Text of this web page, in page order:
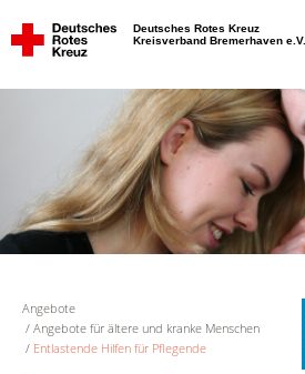
Deutsches Rotes Kreuz
Kreisverband Bremerhaven e.V.
Angebote
Angebote für ältere und kranke Menschen
Entlastende Hilfen für Pflegende